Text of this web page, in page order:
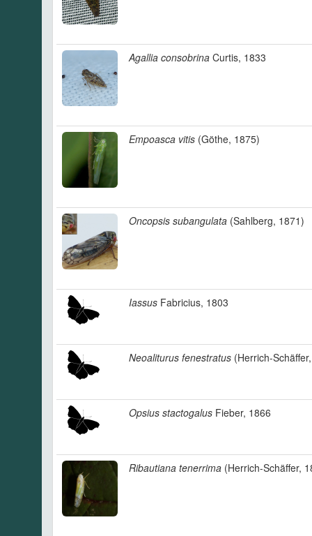
Agallia consobrina Curtis, 1833
Empoasca vitis (Göthe, 1875)
Oncopsis subangulata (Sahlberg, 1871)
Iassus Fabricius, 1803
Neoaliturus fenestratus (Herrich-
Opsius stactogalus Fieber, 1866
Ribautiana tenerrima (Herrich-Schäffer,